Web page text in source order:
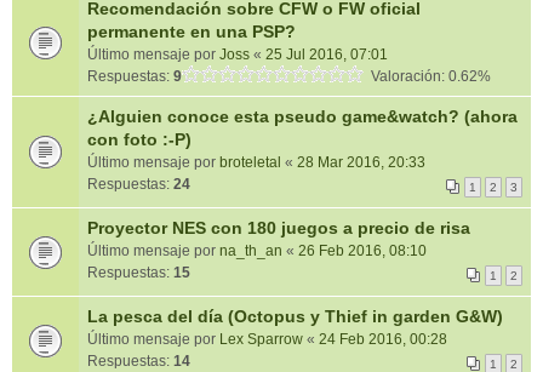
Recomendación sobre CFW o FW oficial
permanente en una PSP?
Último mensaje por Joss « 25 Jul 2016, 07:01
Respuestas: 9 Valoración: 0.62%
¿Alguien conoce esta pseudo game&watch? (ahora
con foto :-P)
Último mensaje por broteletal « 28 Mar 2016, 20:33
Respuestas: 24 1 2 3
Proyector NES con 180 juegos a precio de risa
Último mensaje por na_th_an « 26 Feb 2016, 08:10
Respuestas: 15 1 2
La pesca del día (Octopus y Thief in garden G&W)
Último mensaje por Lex Sparrow « 24 Feb 2016, 00:28
Respuestas: 14 1 2